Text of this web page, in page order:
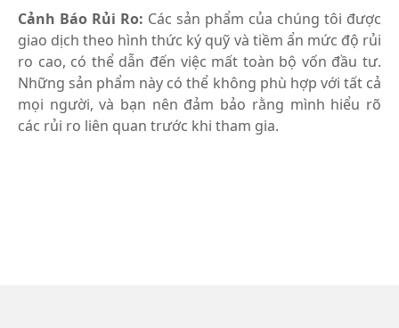
Cảnh Báo Rủi Ro: Các sản phẩm của chúng tôi được
giao dịch theo hình thức ký quỹ và tiềm ẩn mức độ rủi
ro cao, có thể dẫn đến việc mất toàn bộ vốn đầu tư.
Những sản phẩm này có thể không phù hợp với tất cả
mọi người, và bạn nên đảm bảo rằng mình hiểu rõ
các rủi ro liên quan trước khi tham gia.